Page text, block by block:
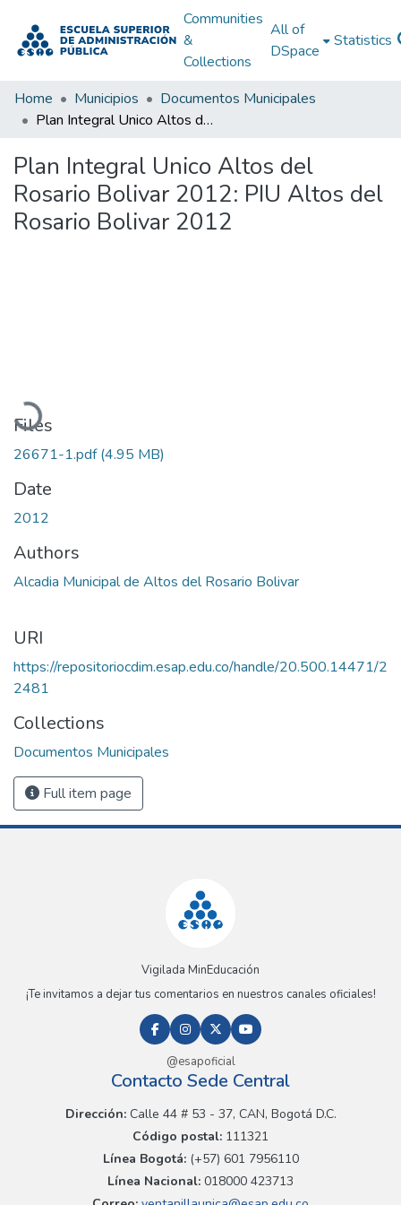
Communities
&
Collections
All of
DSpace
Statistics
Home Municipios
Documentos Municipales
Plan Integral Unico Altos del Rosario Bolivar 2012: PIU Altos del Rosario Bolivar 2012
Plan Integral Unico Altos del
Rosario Bolivar 2012: PIU Altos del
Rosario Bolivar 2012
Loading...
Files
26671-1.pdf(4.95 MB)
Date
2012
Authors
Alcadia Municipal de Altos del Rosario Bolivar
URI
https://repositoriocdim.esap.edu.co/handle/20.500.14471/2
2481
Collections
Documentos Municipales
Full item page
Vigilada MinEducación
¡Te invitamos a dejar tus comentarios en nuestros canales oficiales!
@esapoficial
Contacto Sede Central
Dirección:Calle 44 # 53 - 37, CAN, Bogotá D.C.
Código postal: 111321
Línea Bogotá:(+57) 601 7956110
Línea Nacional: 018000 423713